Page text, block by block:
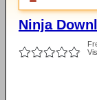
Ninja